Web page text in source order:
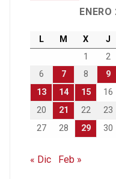
L M X J
1
2
6
7 8 9
13
14 15 16
20
21 22 23
27
28 29 30
« Dic Feb »